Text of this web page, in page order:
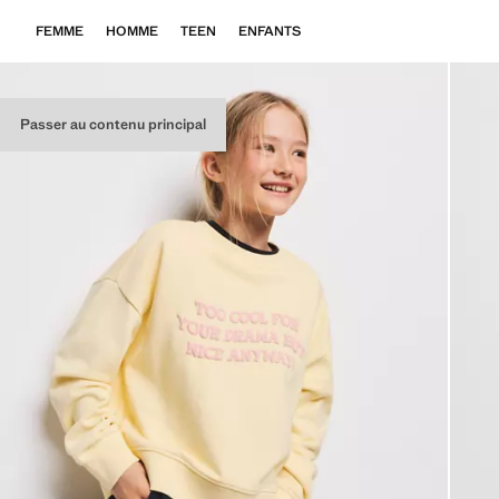
Passer au contenu principal
FEMME HOMME TEEN ENFANTS